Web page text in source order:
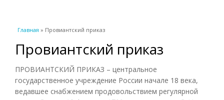
Вы здесь
Главная » Провиантский приказ
Провиантский приказ
ПРОВИАНТСКИЙ ПРИКАЗ – центральное
государственное учреждение России начале 18 века,
ведавшее снабжением продовольствием регулярной